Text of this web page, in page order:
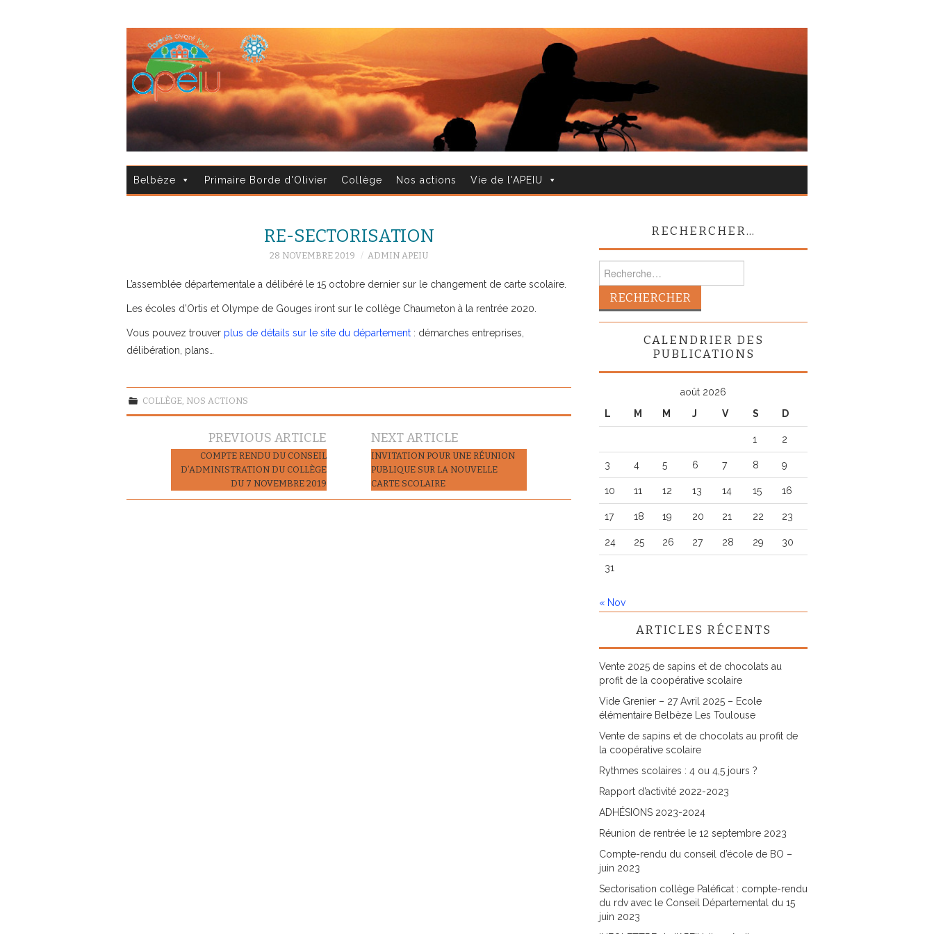
Belbèze Primaire Borde d'Olivier Collège Nos actions Vie de l'APEIU
RE-SECTORISATION
28 NOVEMBRE 2019 ADMIN APEIU
L’assemblée départementale a délibéré le 15 octobre dernier sur le changement de carte scolaire.
Les écoles d’Ortis et Olympe de Gouges iront sur le collège Chaumeton à la rentrée 2020.
Vous pouvez trouver plus de détails sur le site du département : démarches entreprises,
délibération, plans…
COLLÈGE NOS ACTIONS
Navigation
articles
PREVIOUS ARTICLE
COMPTE RENDU DU CONSEIL
D’ADMINISTRATION DU COLLÈGE
DU 7 NOVEMBRE 2019
NEXT ARTICLE
INVITATION POUR UNE RÉUNION
PUBLIQUE SUR LA NOUVELLE
CARTE SCOLAIRE
RECHERCHER…
CALENDRIER DES
PUBLICATIONS
août 2026
L
M M J V S D
1 2
3 4 5 6 7 8 9
10 11 12 13 14 15 16
17 18 19 20 21 22 23
24 25 26 27 28 29 30
31
« Nov
ARTICLES RÉCENTS
Vente 2025 de sapins et de chocolats au
profit de la coopérative scolaire
Vide Grenier – 27 Avril 2025 – Ecole
élémentaire Belbèze Les Toulouse
Vente de sapins et de chocolats au profit de
la coopérative scolaire
Rythmes scolaires : 4 ou 4,5 jours ?
Rapport d’activité 2022-2023
ADHÉSIONS 2023-2024
Réunion de rentrée le 12 septembre 2023
Compte-rendu du conseil d’école de BO –
juin 2023
Sectorisation collège Paléficat : compte-rendu
du rdv avec le Conseil Départemental du 15
juin 2023